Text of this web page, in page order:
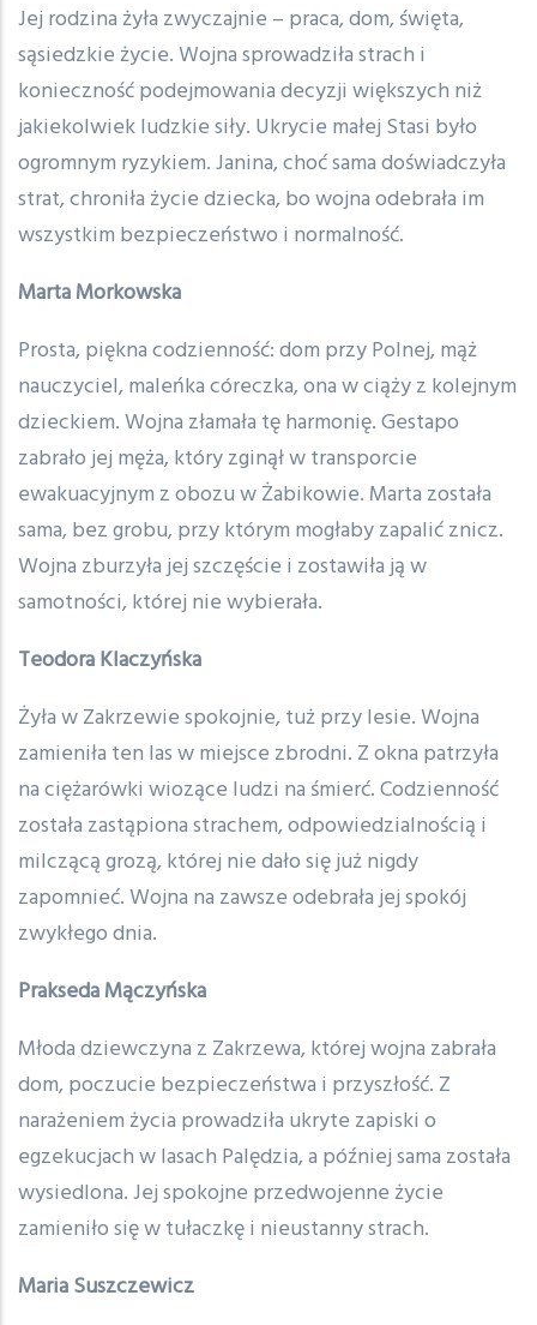
Jej rodzina żyła zwyczajnie – praca, dom, święta,
sąsiedzkie życie. Wojna sprowadziła strach i
konieczność podejmowania decyzji większych niż
jakiekolwiek ludzkie siły. Ukrycie małej Stasi było
ogromnym ryzykiem. Janina, choć sama doświadczyła
strat, chroniła życie dziecka, bo wojna odebrała im
wszystkim bezpieczeństwo i normalność.
Marta Morkowska
Prosta, piękna codzienność: dom przy Polnej, mąż
nauczyciel, maleńka córeczka, ona w ciąży z kolejnym
dzieckiem. Wojna złamała tę harmonię. Gestapo
zabrało jej męża, który zginął w transporcie
ewakuacyjnym z obozu w Żabikowie. Marta została
sama, bez grobu, przy którym mogłaby zapalić znicz.
Wojna zburzyła jej szczęście i zostawiła ją w
samotności, której nie wybierała.
Teodora Klaczyńska
Żyła w Zakrzewie spokojnie, tuż przy lesie. Wojna
zamieniła ten las w miejsce zbrodni. Z okna patrzyła
na ciężarówki wiozące ludzi na śmierć. Codzienność
została zastąpiona strachem, odpowiedzialnością i
milczącą grozą, której nie dało się już nigdy
zapomnieć. Wojna na zawsze odebrała jej spokój
zwykłego dnia.
Prakseda Mączyńska
Młoda dziewczyna z Zakrzewa, której wojna zabrała
dom, poczucie bezpieczeństwa i przyszłość. Z
narażeniem życia prowadziła ukryte zapiski o
egzekucjach w lasach Palędzia, a później sama została
wysiedlona. Jej spokojne przedwojenne życie
zamieniło się w tułaczkę i nieustanny strach.
Maria Suszczewicz